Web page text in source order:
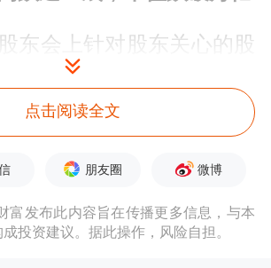
东会上针对股东关心的股
，招商银行董事会秘书彭
示，股价影响因素众多，
任组长，定期召开市值管
点击阅读全文
朋友圈 微博
富发布此内容旨在传播更多信息，与本
投资建议。据此操作，风险自担。